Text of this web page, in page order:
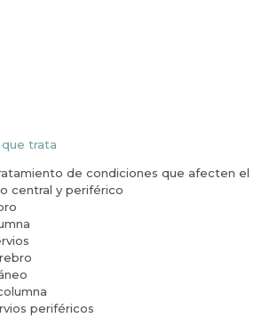
trata
de condiciones que afecten el
central y periférico
periféricos